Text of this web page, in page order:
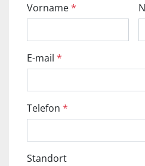
Vorname*
E-mail *
Telefon *
Standort